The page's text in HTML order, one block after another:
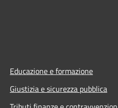
Educazione e formazione
Giustizia e sicurezza pubblica